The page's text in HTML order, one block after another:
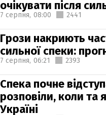
очікувати після
7 серпня, 08:00 2441
Грози накриють
сильної спеки:
7 серпня, 06:21 2393
Спека почне
розповіли, коли та
Україні